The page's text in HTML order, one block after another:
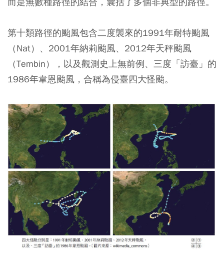
第十類路徑的颱風包含二度襲來的1991年耐特颱風
（Nat）、2001年納莉颱風、2012年天秤颱風
（Tembin），以及觀測史上無前例、三度「訪臺」的
1986年韋恩颱風，合稱為侵臺四大怪颱。